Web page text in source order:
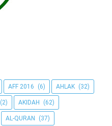
AFF 2016 (6) AHLAK (32)
(2) AKIDAH (62)
AL-QURAN (37)